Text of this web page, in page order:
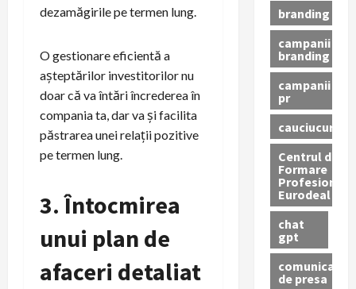
dezamăgirile pe termen lung.
O gestionare eficientă a
așteptărilor investitorilor nu
doar că va întări încrederea în
compania ta, dar va și facilita
păstrarea unei relații pozitive
pe termen lung.
3. Întocmirea
unui plan de
afaceri detaliat
branding
campanii
branding
campanii
pr
cauciucuri
Centrul de
Formare
Profesionala
Eurodeal
chat
gpt
comunicat
de presa